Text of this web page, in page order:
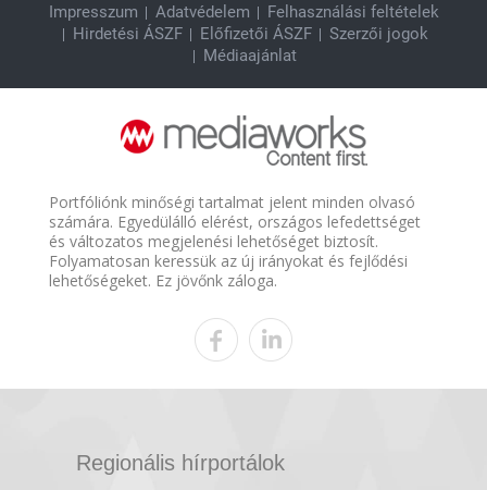
Impresszum
Adatvédelem
Felhasználási feltételek
Hirdetési ÁSZF
Előfizetői ÁSZF
Szerzői jogok
Médiaajánlat
Portfóliónk minőségi tartalmat jelent minden olvasó
számára. Egyedülálló elérést, országos lefedettséget
és változatos megjelenési lehetőséget biztosít.
Folyamatosan keressük az új irányokat és fejlődési
lehetőségeket. Ez jövőnk záloga.
Regionális hírportálok